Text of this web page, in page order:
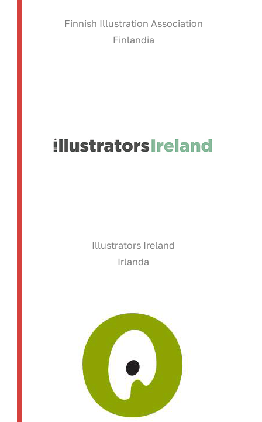
Finnish Illustration Association
Finlandia
Illustrators Ireland
Irlanda